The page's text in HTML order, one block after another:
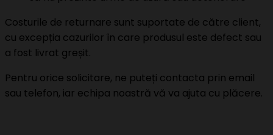
Costurile de returnare sunt suportate de către client,
cu excepția cazurilor în care produsul este defect sau
a fost livrat greșit.
Pentru orice solicitare, ne puteți contacta prin email
sau telefon, iar echipa noastră vă va ajuta cu plăcere.